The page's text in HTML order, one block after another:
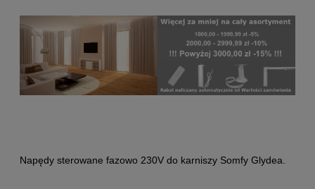
Napędy sterowane fazowo 230V do karniszy Somfy Glydea.